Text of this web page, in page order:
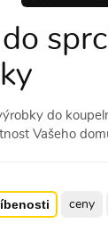
do
Vašeho
ceny